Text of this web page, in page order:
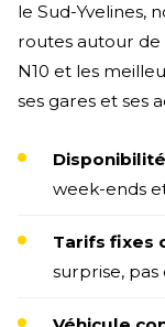
le Sud-Yvelines,
routes autour de
N10 et les
ses gares et ses
week-ends
Tarifs fixes
surprise,